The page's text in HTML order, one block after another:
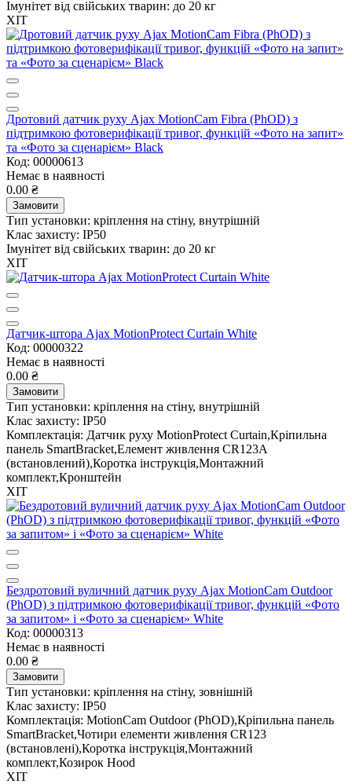
Імунітет від свійських тварин: до 20 кг
ХІТ
Дротовий датчик руху Ajax MotionCam Fibra (PhOD) з
підтримкою фотоверифікації тривог, функцій «Фото на запит»
та «Фото за сценарієм» Black
Код: 00000613
Немає в наявності
0.00 ₴
Замовити
Тип установки: кріплення на стіну, внутрішній
Клас захисту: IP50
Імунітет від свійських тварин: до 20 кг
ХІТ
Датчик-штора Ajax MotionProtect Curtain White
Код: 00000322
Немає в наявності
0.00 ₴
Замовити
Тип установки: кріплення на стіну, внутрішній
Клас захисту: IP50
Комплектація: Датчик руху MotionProtect Curtain,Кріпильна
панель SmartBracket,Елемент живлення CR123A
(встановлений),Коротка інструкція,Монтажний
комплект,Кронштейн
ХІТ
Бездротовий вуличний датчик руху Ajax MotionCam Outdoor
(PhOD) з підтримкою фотоверифікації тривог, функцій «Фото
за запитом» і «Фото за сценарієм» White
Код: 00000313
Немає в наявності
0.00 ₴
Замовити
Тип установки: кріплення на стіну, зовнішній
Клас захисту: IP50
Комплектація: MotionCam Outdoor (PhOD),Кріпильна панель
SmartBracket,Чотири елементи живлення CR123
(встановлені),Коротка інструкція,Монтажний
комплект,Козирок Hood
ХІТ